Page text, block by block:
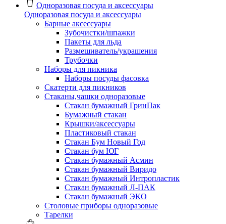
Одноразовая посуда и аксессуары
Одноразовая посуда и аксессуары
Барные аксессуары
Зубочистки/шпажки
Пакеты для льда
Размешиватель/украшения
Трубочки
Наборы для пикника
Наборы посуды фасовка
Скатерти для пикников
Стаканы,чашки одноразовые
Cтакан бумажный ГринПак
Бумажный стакан
Крышки/аксессуары
Пластиковый стакан
Стакан Бум Новый Год
Стакан бум ЮГ
Стакан бумажный Асмин
Стакан бумажный Виридо
Стакан бумажный Интропластик
Стакан бумажный Л-ПАК
Стакан бумажный ЭКО
Столовые приборы одноразовые
Тарелки